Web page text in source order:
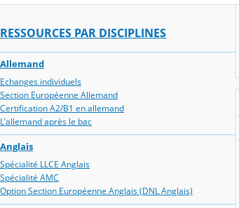
RESSOURCES PAR DISCIPLINES
Allemand
Echanges individuels
Section Européenne Allemand
Certification A2/B1 en allemand
L'allemand après le bac
Anglais
Spécialité LLCE Anglais
Spécialité AMC
Option Section Européenne Anglais (DNL Anglais)